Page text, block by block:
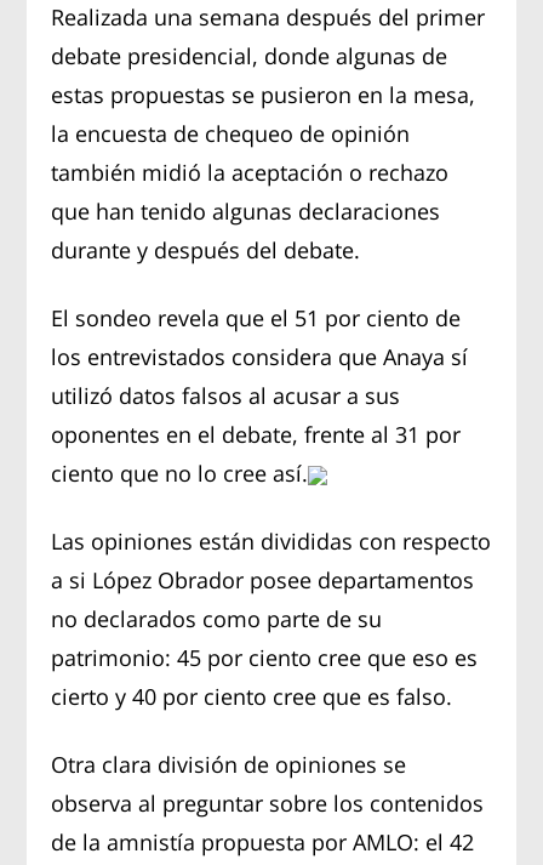
Realizada una semana después del primer
debate presidencial, donde algunas de
estas propuestas se pusieron en la mesa,
la encuesta de chequeo de opinión
también midió la aceptación o rechazo
que han tenido algunas declaraciones
durante y después del debate.
El sondeo revela que el 51 por ciento de
los entrevistados considera que Anaya sí
utilizó datos falsos al acusar a sus
oponentes en el debate, frente al 31 por
ciento que no lo cree así.
Las opiniones están divididas con respecto
a si López Obrador posee departamentos
no declarados como parte de su
patrimonio: 45 por ciento cree que eso es
cierto y 40 por ciento cree que es falso.
Otra clara división de opiniones se
observa al preguntar sobre los contenidos
de la amnistía propuesta por AMLO: el 42